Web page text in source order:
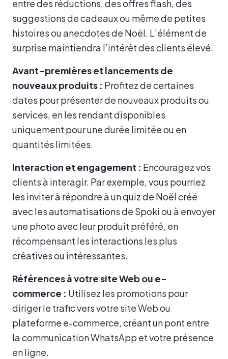
entre des réductions, des offres flash, des
suggestions de cadeaux ou même de petites
histoires ou anecdotes de Noël. L’élément de
surprise maintiendra l’intérêt des clients élevé.
Avant-premières et lancements de
nouveaux produits : Profitez de certaines
dates pour présenter de nouveaux produits ou
services, en les rendant disponibles
uniquement pour une durée limitée ou en
quantités limitées.
Interaction et engagement : Encouragez vos
clients à interagir. Par exemple, vous pourriez
les inviter à répondre à un quiz de Noël créé
avec les automatisations de Spoki ou à envoyer
une photo avec leur produit préféré, en
récompensant les interactions les plus
créatives ou intéressantes.
Références à votre site Web ou e-
commerce : Utilisez les promotions pour
diriger le trafic vers votre site Web ou
plateforme e-commerce, créant un pont entre
la communication WhatsApp et votre présence
en ligne.